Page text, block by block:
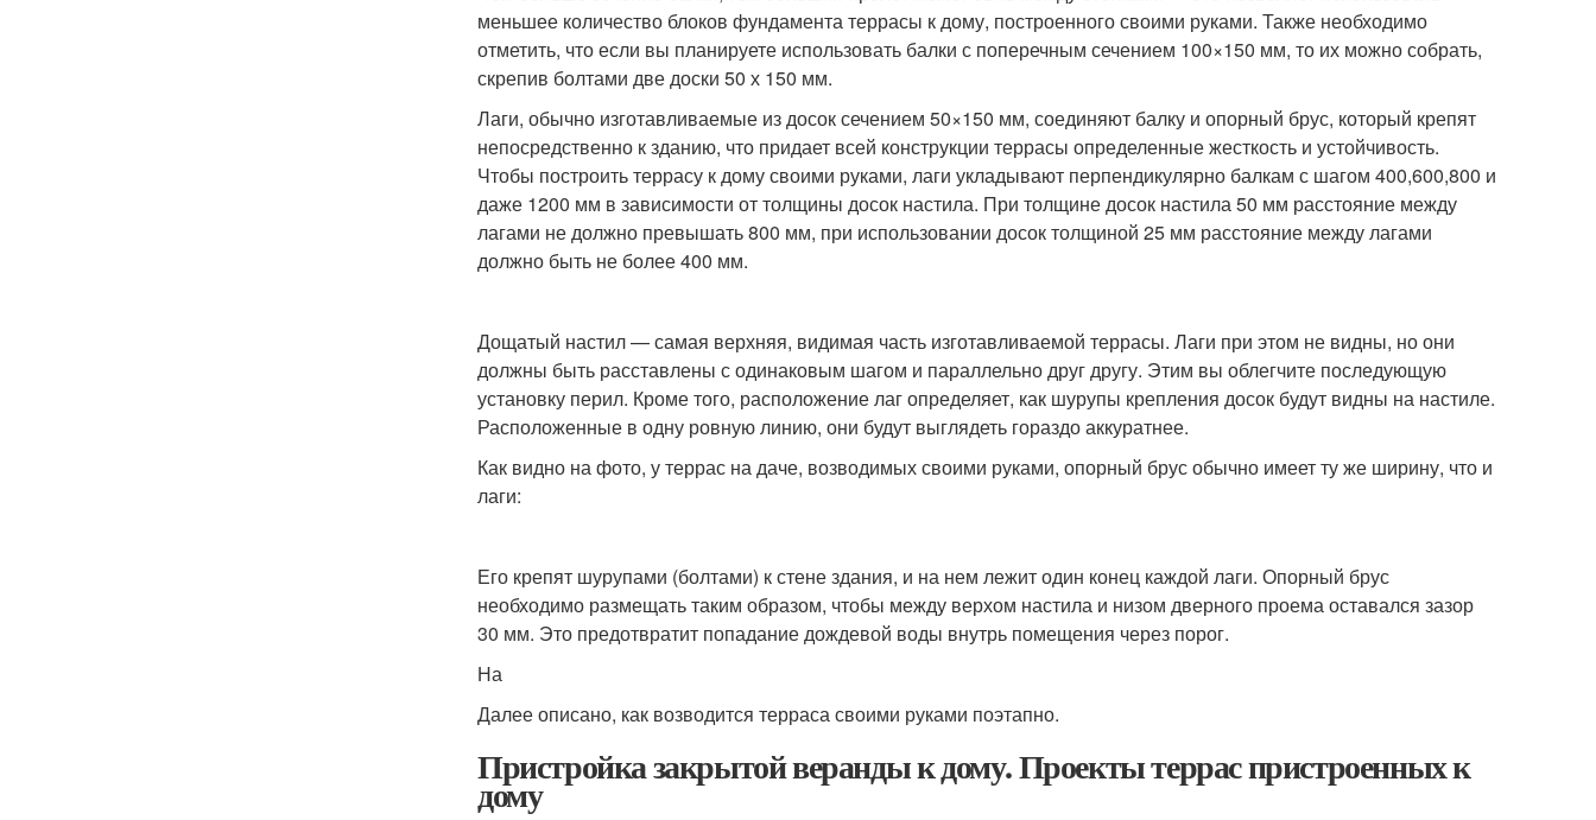
меньшее количество блоков фундамента террасы к дому, построенного своими руками. Также необходимо
отметить, что если вы планируете использовать балки с поперечным сечением 100×150 мм, то их можно собрать,
скрепив болтами две доски 50 х 150 мм.
Лаги, обычно изготавливаемые из досок сечением 50×150 мм, соединяют балку и опорный брус, который крепят
непосредственно к зданию, что придает всей конструкции террасы определенные жесткость и устойчивость.
Чтобы построить террасу к дому своими руками, лаги укладывают перпендикулярно балкам с шагом 400,600,800 и
даже 1200 мм в зависимости от толщины досок настила. При толщине досок настила 50 мм расстояние между
лагами не должно превышать 800 мм, при использовании досок толщиной 25 мм расстояние между лагами
должно быть не более 400 мм.
Дощатый настил — самая верхняя, видимая часть изготавливаемой террасы. Лаги при этом не видны, но они
должны быть расставлены с одинаковым шагом и параллельно друг другу. Этим вы облегчите последующую
установку перил. Кроме того, расположение лаг определяет, как шурупы крепления досок будут видны на настиле.
Расположенные в одну ровную линию, они будут выглядеть гораздо аккуратнее.
Как видно на фото, у террас на даче, возводимых своими руками, опорный брус обычно имеет ту же ширину, что и
лаги:
Его крепят шурупами (болтами) к стене здания, и на нем лежит один конец каждой лаги. Опорный брус
необходимо размещать таким образом, чтобы между верхом настила и низом дверного проема оставался зазор
30 мм. Это предотвратит попадание дождевой воды внутрь помещения через порог.
На
Далее описано, как возводится терраса своими руками поэтапно.
Пристройка закрытой веранды к дому. Проекты террас пристроенных к
дому